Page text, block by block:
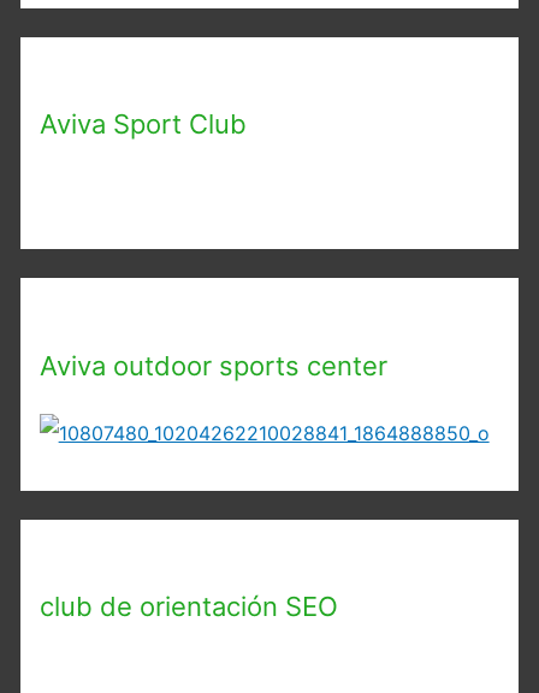
Aviva Sport Club
Aviva outdoor sports center
club de orientación SEO